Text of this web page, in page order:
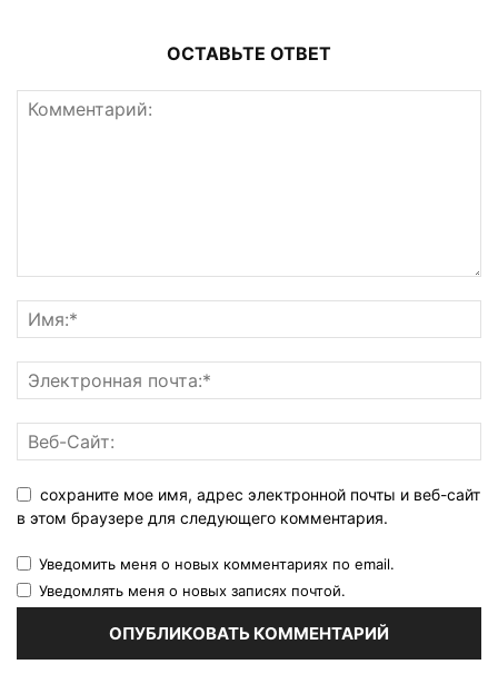
ОСТАВЬТЕ ОТВЕТ
сохраните мое имя, адрес электронной почты и веб-сайт
в этом браузере для следующего комментария.
Уведомить меня о новых комментариях по email.
Уведомлять меня о новых записях почтой.